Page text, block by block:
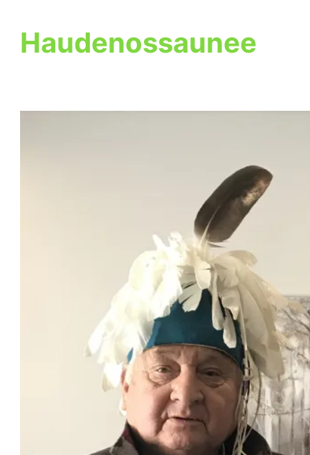
Haudenossaunee